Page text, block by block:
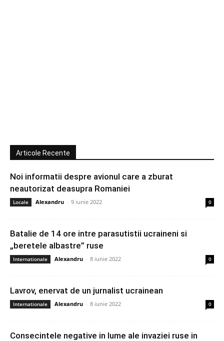
Articole Recente
Noi informatii despre avionul care a zburat
neautorizat deasupra Romaniei
Locale Alexandru - 9 iunie 2022 0
Batalie de 14 ore intre parasutistii ucraineni si
„beretele albastre” ruse
Internationale Alexandru - 8 iunie 2022 0
Lavrov, enervat de un jurnalist ucrainean
Internationale Alexandru - 8 iunie 2022 0
Consecintele negative in lume ale invaziei ruse in